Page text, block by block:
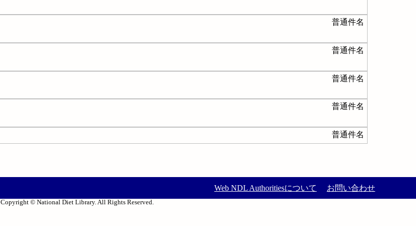
普通件名
普通件名
普通件名
普通件名
普通件名
Web NDL Authoritiesについて お問い合わせ
Copyright © National Diet Library. All Rights Reserved.